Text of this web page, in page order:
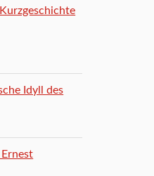
Idyll des